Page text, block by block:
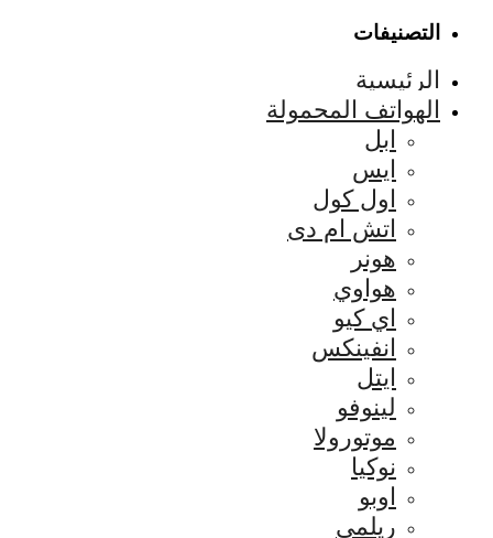
التصنيفات
الرئيسية
الهواتف المحمولة
ابل
ايس
اول كول
اتش ام دى
هونر
هواوي
اي كيو
انفينكس
ايتل
لينوفو
موتورولا
نوكيا
اوبو
ريلمي